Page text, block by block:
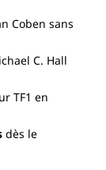
Coben sans
C. Hall
TF1 en
dès le